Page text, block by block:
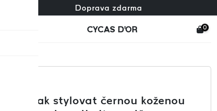
Zdarma výměna + zdarma vrácení
Doprava zdarma
Zákaznická podpora 24/7
CYCAS D'OR 0
Jak stylovat černou koženou